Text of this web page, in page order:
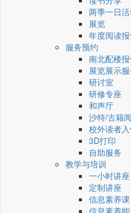
两季一日
展览
年度阅读
服务预约
南北配楼
展览展示
研讨室
研修专座
和声厅
沙特/古籍
校外读者
3D打印
自助服务
教学与培训
一小时讲座
定制讲座
信息素养课